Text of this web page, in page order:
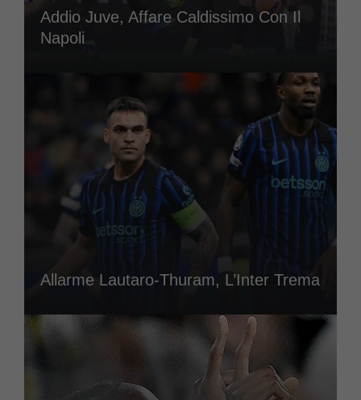
Addio Juve, Affare Caldissimo Con Il
Napoli
Allarme Lautaro-Thuram, L’Inter Trema